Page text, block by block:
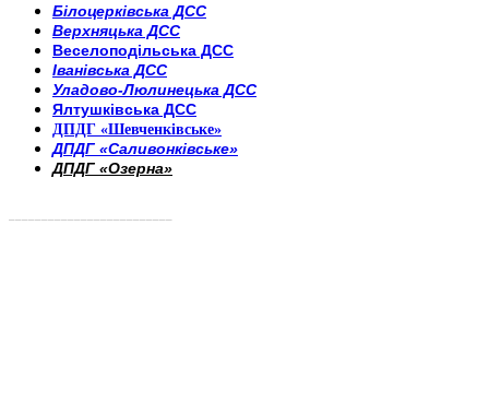
Білоцерківська ДСС
Верхняцька ДСС
Веселоподільська ДСС
Іванівська ДСС
Уладово-Люлинецька ДСС
Ялтушківська ДСС
ДПДГ «Шевченківське»
ДПДГ «Саливонківське»
ДПДГ «Озерна»